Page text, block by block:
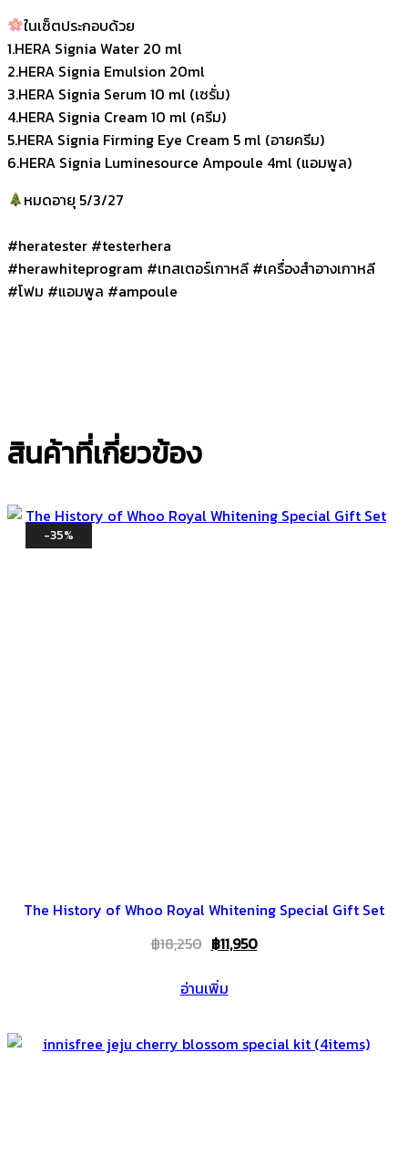
ในเซ็ตประกอบด้วย
1.HERA Signia Water 20 ml⁣⁣⁣
2.HERA Signia Emulsion 20ml
3.HERA Signia Serum 10 ml (เซรั่ม)
4.HERA Signia Cream 10 ml (ครีม)
5.HERA Signia Firming Eye Cream 5 ml⁣⁣⁣⁣⁣ (อายครีม)
6.HERA Signia Luminesource Ampoule 4ml (แอมพูล)
หมดอายุ 5/3/27
#heratester #testerhera
#herawhiteprogram #เทสเตอร์เกาหลี #เครื่องสำอางเกาหลี
#โฟม #แอมพูล #ampoule
สินค้าที่เกี่ยวข้อง
-35%
The History of Whoo Royal Whitening Special Gift Set
฿18,250 Original
was:
฿11,950Current
อ่านเพิ่ม